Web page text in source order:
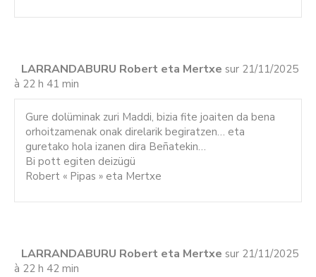
LARRANDABURU Robert eta Mertxe sur 21/11/2025
à 22 h 41 min
Gure dolüminak zuri Maddi, bizia fite joaiten da bena
orhoitzamenak onak direlarik begiratzen… eta
guretako hola izanen dira Beñatekin…
Bi pott egiten deizügü
Robert « Pipas » eta Mertxe
LARRANDABURU Robert eta Mertxe sur 21/11/2025
à 22 h 42 min